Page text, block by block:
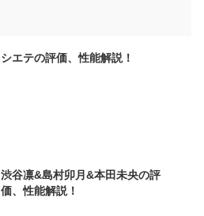
シエテの評価、性能解説！
渋谷凛&島村卯月&本田未央の評
価、性能解説！